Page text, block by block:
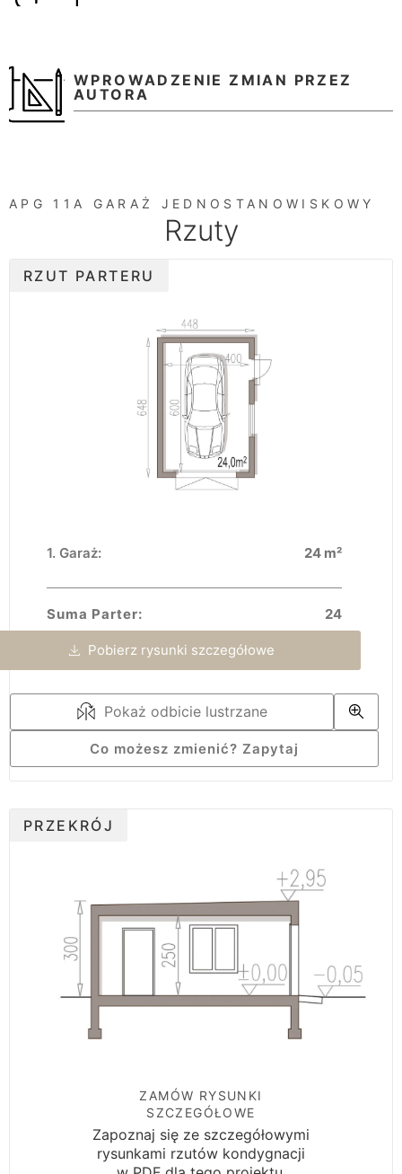
WPROWADZENIE ZMIAN PRZEZ
AUTORA
APG 11A GARAŻ JEDNOSTANOWISKOWY
Rzuty
RZUT PARTERU
Garaż: 24 m²
Suma Parter: 24
Pokaż odbicie lustrzane
Co możesz zmienić? Zapytaj
Pobierz rysunki szczegółowe
PRZEKRÓJ
ZAMÓW RYSUNKI
SZCZEGÓŁOWE
Zapoznaj się ze szczegółowymi
rysunkami rzutów kondygnacji